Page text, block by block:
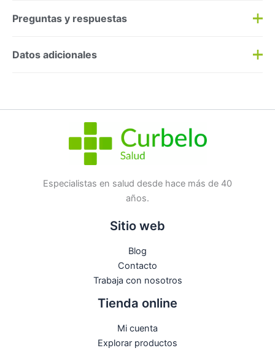
Preguntas y respuestas
Preguntas y respuestas
No hay preguntas todavía
Datos adicionales
Especialistas en salud desde hace más de 40
años.
Sitio web
Blog
Contacto
Trabaja con nosotros
Tienda online
Mi cuenta
Explorar productos